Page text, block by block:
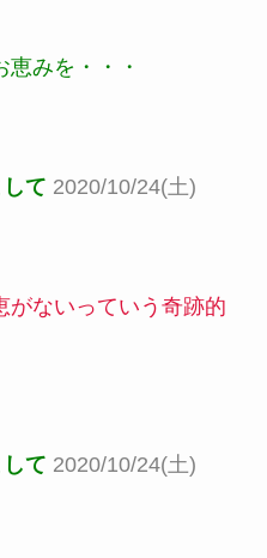
恵みを・・・
て 2020/10/24(土)
がないっていう奇跡的
て 2020/10/24(土)